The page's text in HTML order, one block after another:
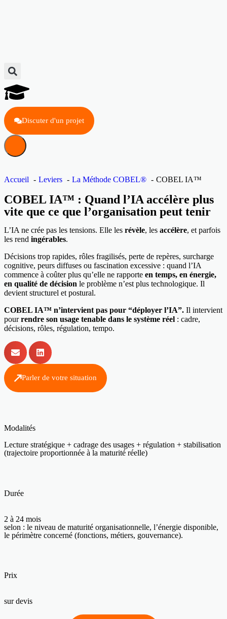
Discuter d'un projet
Accueil Leviers La Méthode COBEL® COBEL IA™
COBEL IA™ : Quand l’IA accélère plus
vite que ce que l’organisation peut tenir
L’IA ne crée pas les tensions. Elle les révèle, les accélère, et parfois
les rend ingérables.
Décisions trop rapides, rôles fragilisés, perte de repères, surcharge
cognitive, peurs diffuses ou fascination excessive : quand l’IA
commence à coûter plus qu’elle ne rapporte en temps, en énergie,
en qualité de décision le problème n’est plus technologique. Il
devient structurel et postural.
COBEL IA™ n’intervient pas pour “déployer l’IA”. Il intervient
pourrendre son usage tenable dans le système réel : cadre,
décisions, rôles, régulation, tempo.
Parler de votre situation
Modalités
Lecture stratégique + cadrage des usages + régulation + stabilisation
(trajectoire proportionnée à la maturité réelle)
Durée
2 à 24 mois
selon : le niveau de maturité organisationnelle, l’énergie disponible,
le périmètre concerné (fonctions, métiers, gouvernance).
Prix
sur devis